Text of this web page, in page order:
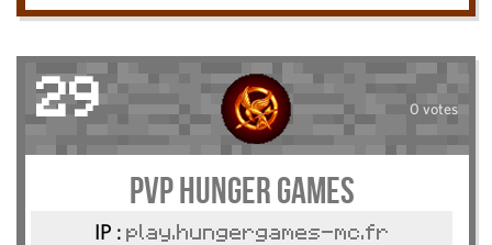
29 0 votes
PVP Hunger Games
IP : play.hungergames-mc.fr